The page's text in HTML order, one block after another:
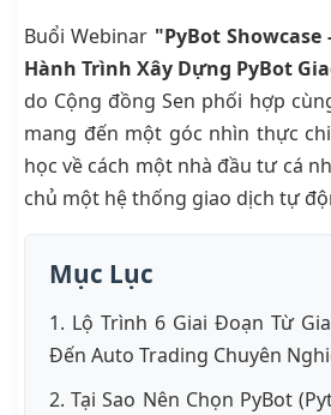
Buổi Webinar "PyBot
Hành Trình Xây Dựng PyBot
do Cộng đồng Sen phối hợp
mang đến một góc nhìn thực
học về cách một nhà đầu tư cá
chủ một hệ thống giao dịch tự
Mục Lục
1. Lộ Trình 6 Giai Đoạn Từ
Đến Auto Trading Chuyên
2. Tại Sao Nên Chọn PyBot